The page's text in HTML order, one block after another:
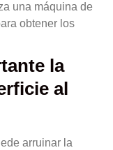
una máquina de
obtener los
la
al
arruinar la